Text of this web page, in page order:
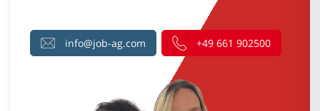
info@job-ag.com +49 661 902500